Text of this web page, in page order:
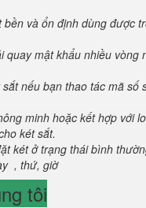
và ổn định dùng được
quay mật khẩu nhiều vòng
nếu bạn thao tác mã số
minh hoặc kết hợp với
két sắt.
két ở trạng thái bình
, thứ, giờ
tôi